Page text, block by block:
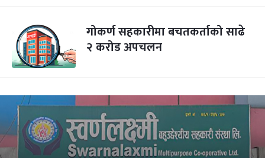
गोकर्ण सहकारीमा बचतकर्ताको साढे
२ करोड अपचलन